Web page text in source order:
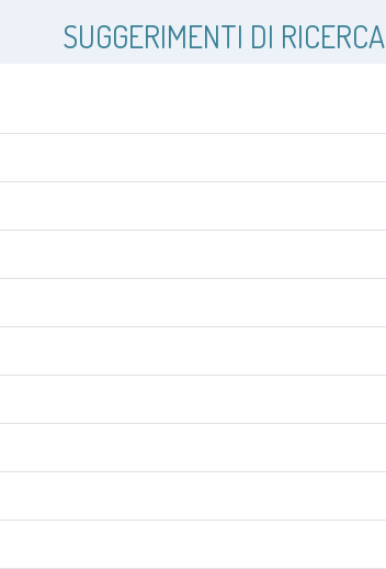
SUGGERIMENTI DI RICERCA